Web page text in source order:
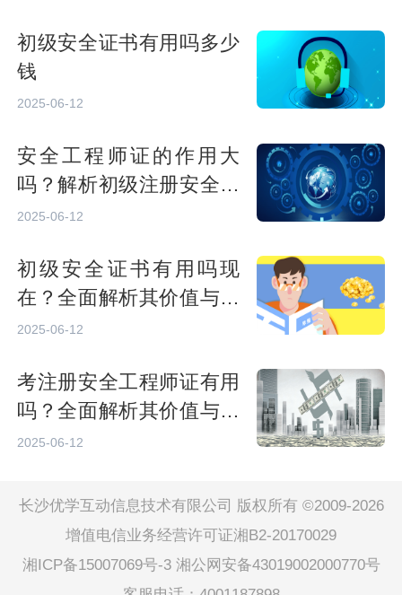
初级安全证书有用吗多少
钱
2025-06-12
安全工程师证的作用大
吗？解析初级注册安全工
程师的职业价值与发展前
2025-06-12
初级安全证书有用吗现
在？全面解析其价值与前
景
2025-06-12
考注册安全工程师证有用
吗？全面解析其价值与前
景
2025-06-12
长沙优学互动信息技术有限公司 版权所有 ©2009-2026
增值电信业务经营许可证湘B2-20170029
湘ICP备15007069号-3 湘公网安备43019002000770号